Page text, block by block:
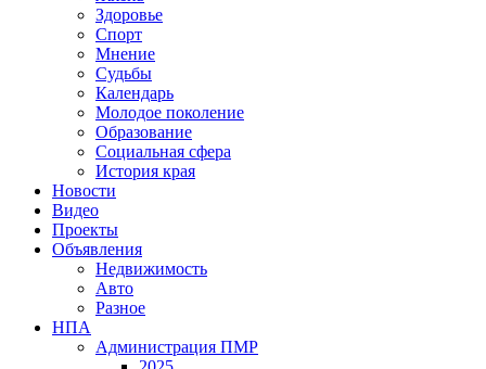
Здоровье
Спорт
Мнение
Судьбы
Календарь
Молодое поколение
Образование
Социальная сфера
История края
Новости
Видео
Проекты
Объявления
Недвижимость
Авто
Разное
НПА
Администрация ПМР